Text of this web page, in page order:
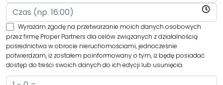
Wyrażam zgodę na przetwarzanie moich danych osobowych
przez firmę Proper Partners dla celów związanych z działalnością
pośrednictwa w obrocie nieruchomościami, jednocześnie
potwierdzam, iż zostałem poinformowany o tym, iż będę posiadać
dostęp do treści swoich danych do ich edycji lub usunięcia.